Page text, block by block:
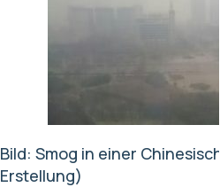
Bild: Smog in einer
Erstellung)